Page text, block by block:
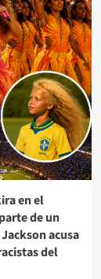
en el
de un
acusa
del